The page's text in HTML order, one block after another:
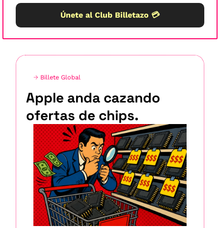
Únete al Club Billetazo 💳
→ Billete Global
Apple anda cazando
ofertas de chips.